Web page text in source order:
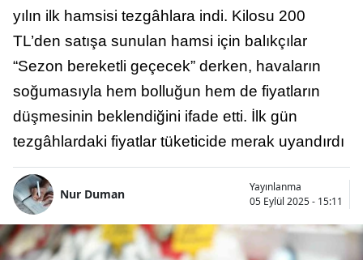
yılın ilk hamsisi tezgâhlara indi. Kilosu 200
TL’den satışa sunulan hamsi için balıkçılar
“Sezon bereketli geçecek” derken, havaların
soğumasıyla hem bolluğun hem de fiyatların
düşmesinin beklendiğini ifade etti. İlk gün
tezgâhlardaki fiyatlar tüketicide merak uyandırdı
Nur Duman
Yayınlanma
05 Eylül 2025 - 15:11